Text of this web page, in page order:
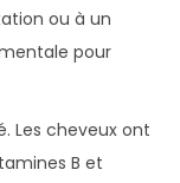
ou à un
pour
Les cheveux ont
B et